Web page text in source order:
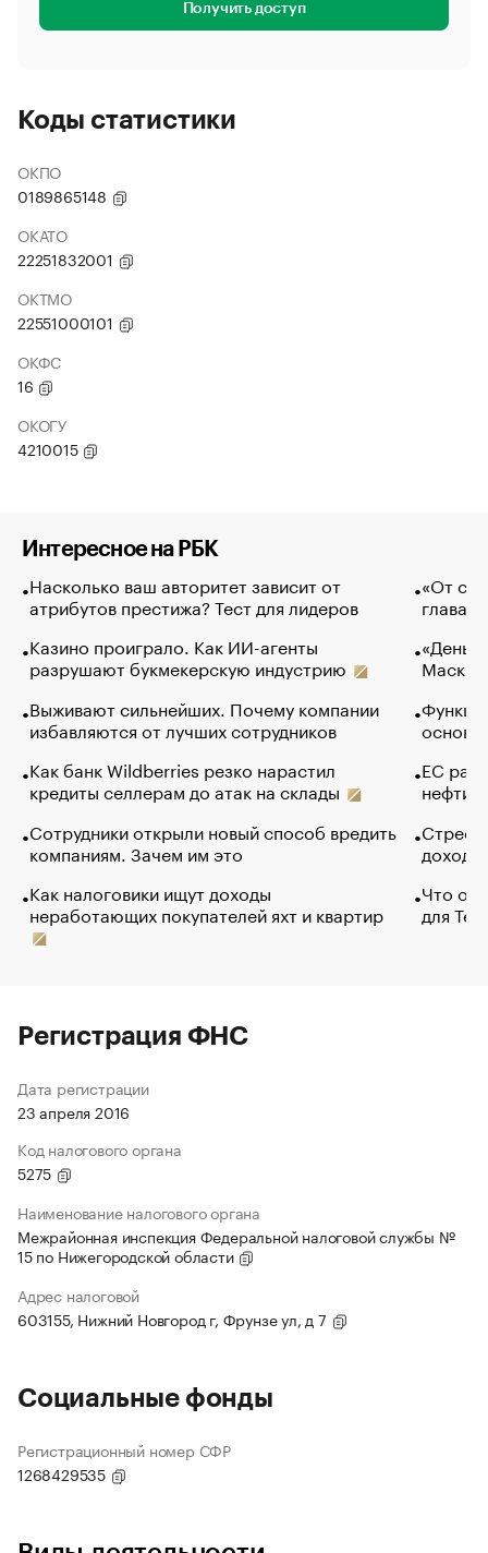
Получить доступ
Коды статистики
ОКПО
0189865148
ОКАТО
22251832001
ОКТМО
22551000101
ОКФС
16
ОКОГУ
4210015
Интересное на РБК
Насколько ваш авторитет зависит от
атрибутов престижа? Тест для лидеров
Казино проиграло. Как ИИ-агенты
разрушают букмекерскую индустрию
Выживают сильнейших. Почему компании
избавляются от лучших сотрудников
Как банк Wildberries резко нарастил
кредиты селлерам до атак на склады
Сотрудники открыли новый способ вредить
компаниям. Зачем им это
Как налоговики ищут доходы
неработающих покупателей яхт и квартир
«От
глава
Маск в
основ
ЕС
нефти
Что
для
Регистрация ФНС
Дата регистрации
23 апреля 2016
Код налогового органа
5275
Наименование налогового органа
Межрайонная инспекция Федеральной налоговой службы №
15 по Нижегородской области
Адрес налоговой
603155, Нижний Новгород г, Фрунзе ул, д 7
Социальные фонды
Регистрационный номер СФР
1268429535